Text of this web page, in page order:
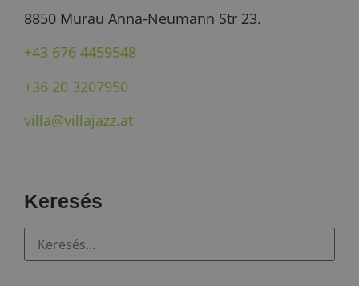
8850 Murau Anna-Neumann Str 23.
+43 676 4459548
+36 20 3207950
villa@villajazz.at
Keresés